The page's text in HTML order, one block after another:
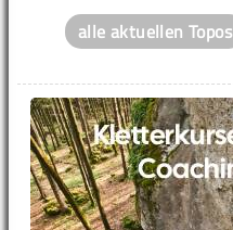
alle aktuellen Topos